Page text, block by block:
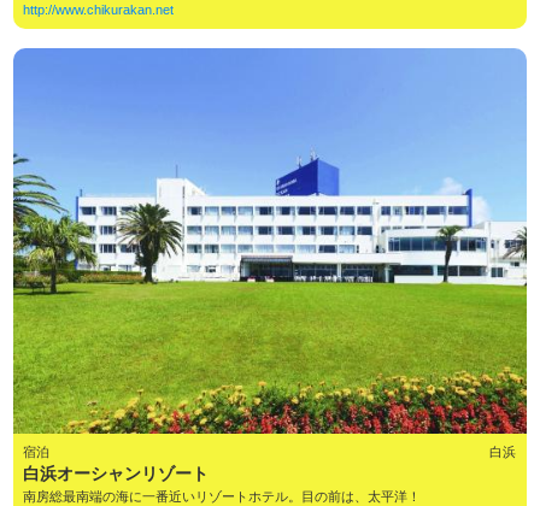
http://www.chikurakan.net
宿泊 白浜
白浜オーシャンリゾート
南房総最南端の海に一番近いリゾートホテル。目の前は、太平洋！